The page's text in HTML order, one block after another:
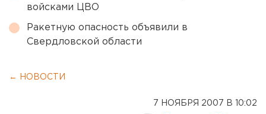
войсками ЦВО
Ракетную опасность объявили в
Свердловской области
← НОВОСТИ
7 НОЯБРЯ 2007 В 10:02